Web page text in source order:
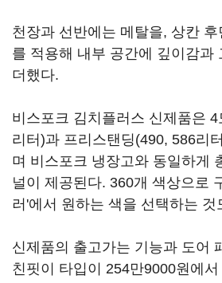
천장과 선반에는 메탈을, 상칸
를 적용해 내부 공간에 깊이감과
더했다.
비스포크 김치플러스 신제품은
리터)과 프리스탠딩(490, 586리
며 비스포크 냉장고와 동일하게
널이 제공된다. 360개 색상으로
러'에서 원하는 색을 선택하는 것
신제품의 출고가는 기능과 도어
친핏이 타입이 254만9000원에서